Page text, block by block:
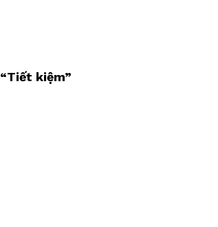
“Tiết kiệm”